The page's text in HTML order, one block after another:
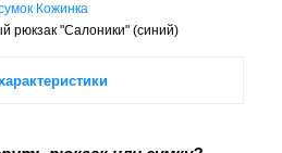
Кожинка
рюкзак "Салоники" (синий)